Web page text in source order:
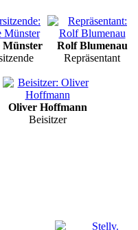
Münster
Rolf Blumenau
Repräsentant
Oliver Hoffmann
Beisitzer